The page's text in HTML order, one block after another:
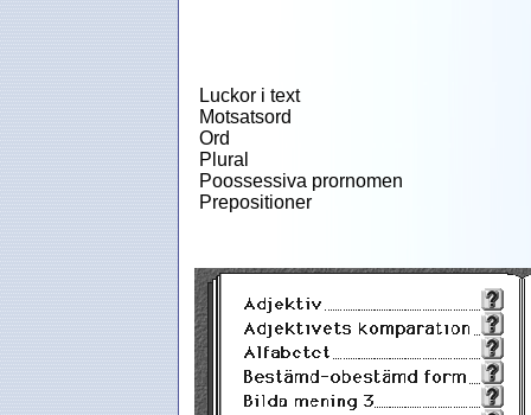
Luckor i text
Motsatsord
Ord
Plural
Poossessiva prornomen
Prepositioner